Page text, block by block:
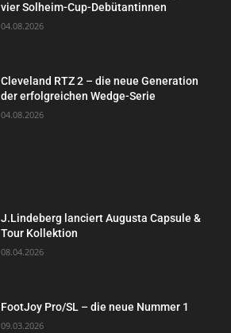
vier Solheim-Cup-Debütantinnen
04.08.2026
Cleveland RTZ 2 – die neue Generation
der erfolgreichen Wedge-Serie
04.08.2026
J.Lindeberg lanciert Augusta Capsule &
Tour Kollektion
08.04.2026
FootJoy Pro/SL – die neue Nummer 1
09.03.2026